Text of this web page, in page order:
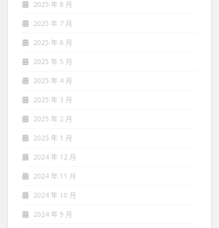
2025 年 8 月
2025 年 7 月
2025 年 6 月
2025 年 5 月
2025 年 4 月
2025 年 3 月
2025 年 2 月
2025 年 1 月
2024 年 12 月
2024 年 11 月
2024 年 10 月
2024 年 9 月